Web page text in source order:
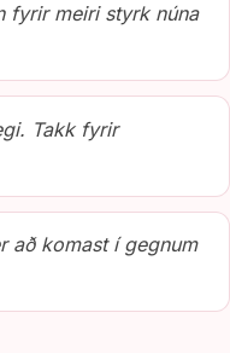
fyrir meiri styrk núna
Takk fyrir
að komast í gegnum